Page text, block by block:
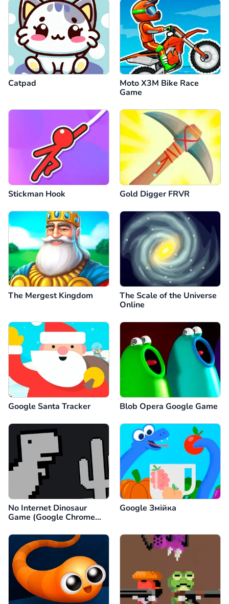
Catpad
Moto X3M Bike Race
Game
Stickman Hook Gold Digger FRVR
The Mergest Kingdom
The Scale of the Universe
Online
Google Santa Tracker Blob Opera Google Game
No Internet Dinosaur
Game (Google Chrome
Google Змійка